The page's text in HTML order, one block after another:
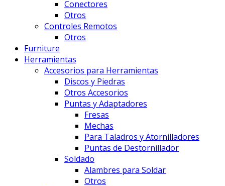
Conectores
Otros
Controles Remotos
Otros
Furniture
Herramientas
Accesorios para Herramientas
Discos y Piedras
Otros Accesorios
Puntas y Adaptadores
Fresas
Mechas
Para Taladros y Atornilladores
Puntas de Destornillador
Soldado
Alambres para Soldar
Otros